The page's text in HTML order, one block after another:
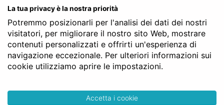
prezzo valore, bensì proprio sul prezzo della
compravendita, ovvero sul corrispettivo dato
dalla società al venditore. Questo può essere
anche più vantaggioso in termini di
deducibilità della spesa da parte della società
La tua privacy è la nostra priorità
Potremmo posizionarli per l'analisi dei dati dei nostri
visitatori, per migliorare il nostro sito Web, mostrare
contenuti personalizzati e offrirti un'esperienza di
navigazione eccezionale. Per ulteriori informazioni sui
cookie utilizziamo aprire le impostazioni.
Accetta i cookie